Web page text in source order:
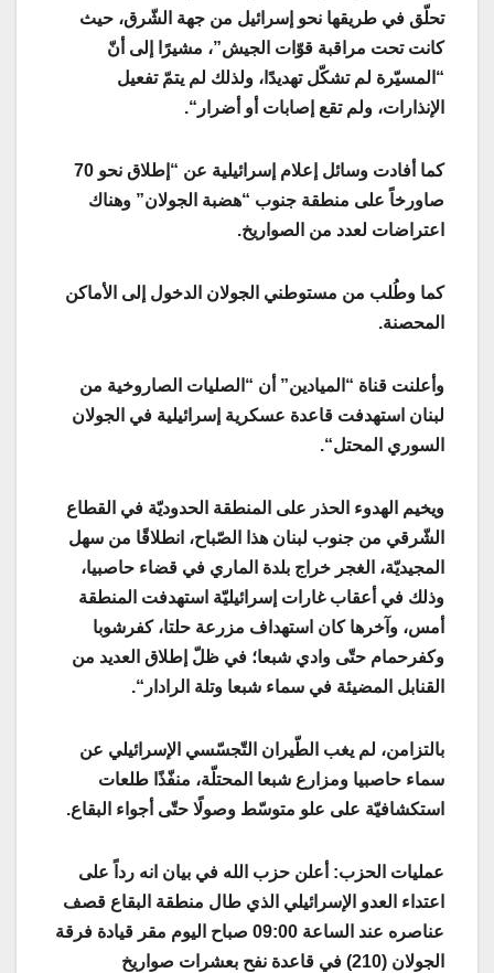
تحلّق في طريقها نحو إسرائيل من جهة الشّرق، حيث
كانت تحت مراقبة قوّات الجيش”، مشيرًا إلى أنّ
“المسيّرة لم تشكّل تهديدًا، ولذلك لم يتمّ تفعيل
الإنذارات، ولم تقع إصابات أو أضرار “.
كما أفادت وسائل إعلام إسرائيلية عن “إطلاق نحو 70
صاورخاً على منطقة جنوب “هضبة الجولان” وهناك
اعتراضات لعدد من الصواريخ.
كما وطُلب من مستوطني الجولان الدخول إلى الأماكن
المحصنة.
وأعلنت قناة “الميادين” أن “الصليات الصاروخية من
لبنان استهدفت قاعدة عسكرية إسرائيلية في الجولان
السوري المحتل“.
ويخيم الهدوء الحذر على المنطقة الحدوديّة في القطاع
الشّرقي من ​جنوب لبنان​ هذا الصّباح، انطلاقًا من سهل
المجيديّة، الغجر خراج بلدة الماري في قضاء حاصبيا،
وذلك في أعقاب غارات إسرائيليّة استهدفت المنطقة
أمس، وآخرها كان استهداف مزرعة حلتا، كفرشوبا
وكفرحمام حتّى وادي شبعا؛ في ظلّ إطلاق العديد من
القنابل المضيئة في سماء شبعا وتلة الرادار “.
بالتزامن، لم يغب الطّيران التّجسّسي الإسرائيلي عن
سماء حاصبيا و​مزارع شبعا​ المحتلّة، منفّذًا طلعات
استكشافيّة على علو متوسّط وصولًا حتّى أجواء البقاع.
عمليات الحزب: أعلن حزب الله في بيان انه رداً على
اعتداء العدو الإسرائيلي الذي طال منطقة البقاع قصف
عناصره عند ‏الساعة 09:00 صباح اليوم مقر قيادة فرقة
الجولان (210) في ‏قاعدة نفح بعشرات صواريخ